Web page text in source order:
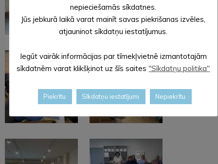
nepieciešamās sīkdatnes.
Jūs jebkurā laikā varat mainīt savas piekrišanas izvēles,
atjauninot sīkdatņu iestatījumus.
Iegūt vairāk informācijas par tīmekļvietnē izmantotajām
sīkdatnēm varat klikšķinot uz šīs saites "Sīkdatņu politika"
Piekrītu Sīkdatņu iestatījumi Nepiekrītu